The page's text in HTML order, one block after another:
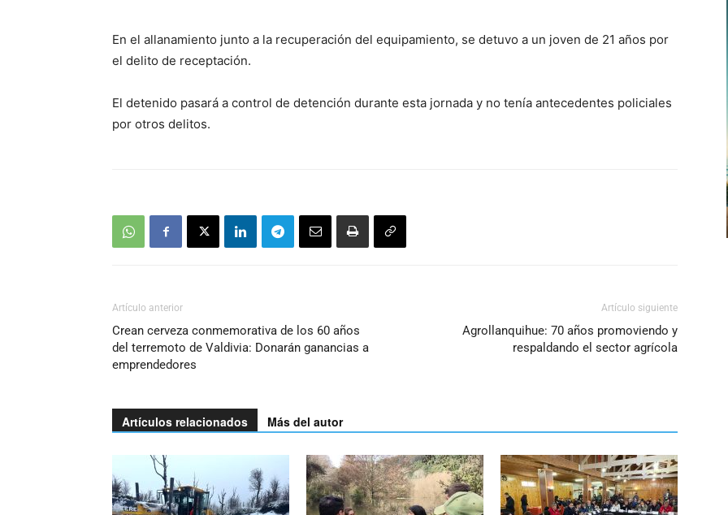
flecha
aumentar
En el allanamiento junto a la recuperación del equipamiento, se detuvo a un joven de 21 años por
el delito de receptación.
El detenido pasará a control de detención durante esta jornada y no tenía antecedentes policiales
por otros delitos.
Artículo anterior
Crean cerveza conmemorativa de los 60 años
del terremoto de Valdivia: Donarán ganancias a
emprendedores
Artículo siguiente
Agrollanquihue: 70 años promoviendo y
respaldando el sector agrícola
Artículos relacionados Más del autor